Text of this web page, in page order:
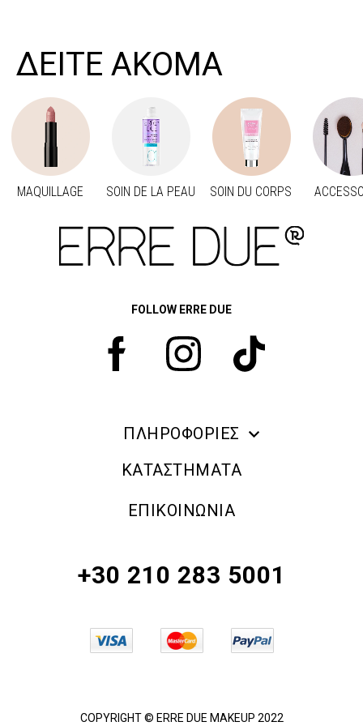
ΔΕΙΤΕ ΑΚΟΜΑ
MAQUILLAGE SOIN DE LA PEAU SOIN DU CORPS
FOLLOW ERRE DUE
ΠΛΗΡΟΦΟΡΙΕΣ
ERRE DUE MAKE UP
ΠΟΛΙΤΙΚΗ ΕΠΙΣΤΡΟΦΗΣ ΠΡΟΪΟΝΤΩΝ
ΚΑΤΑΣΤΗΜΑΤΑ
ΕΠΙΚΟΙΝΩΝΙΑ
+30 210 283 5001
COPYRIGHT © ERRE DUE MAKEUP 2022